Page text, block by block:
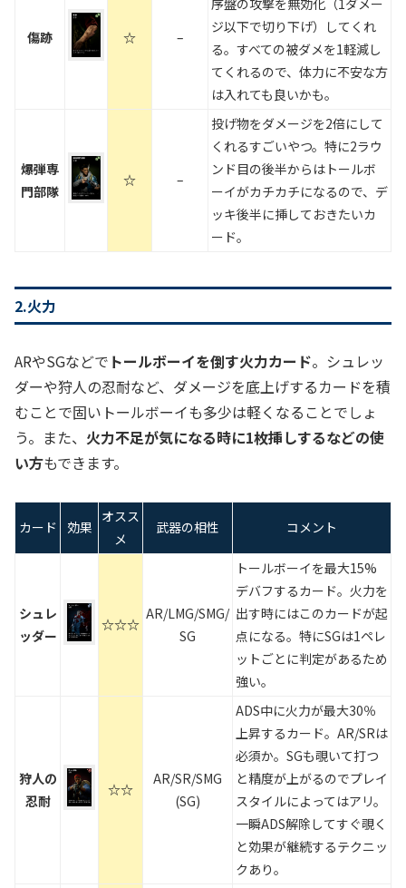
傷跡 ☆ –
ジ以下で切り下げ）してくれ
る。すべての被ダメを1軽減し
てくれるので、体力に不安な方
は入れても良いかも。
爆弾専
門部隊
☆ –
投げ物をダメージを2倍にして
くれるすごいやつ。特に2ラウ
ンド目の後半からはトールボ
ーイがカチカチになるので、デ
ッキ後半に挿しておきたいカ
ード。
2.火力
ARやSGなどで トールボーイを倒す火力カード。シュレッ
ダーや狩人の忍耐など、ダメージを底上げするカードを積
むことで固いトールボーイも多少は軽くなることでしょ
う。また、 火力不足が気になる時に1枚挿しするなどの使
い方もできます。​​
カード 効果
オスス
メ
武器の相性 コメント
シュレ
ッダー
☆☆☆
AR/LMG/SMG/
SG
トールボーイを最大15%
デバフするカード。火力を
出す時にはこのカードが起
点になる。特にSGは1ペレ
ットごとに判定があるため
強い。
狩人の
忍耐
☆☆
AR/SR/SMG
(SG)
ADS中に火力が最大30％
上昇するカード。AR/SRは
必須か。SGも覗いて打つ
と精度が上がるのでプレイ
スタイルによってはアリ。
一瞬ADS解除してすぐ覗く
と効果が継続するテクニッ
クあり。